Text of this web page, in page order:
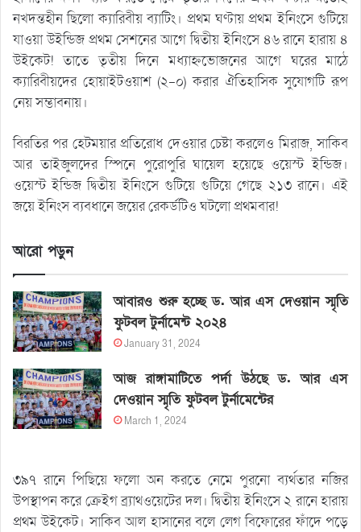
নখদন্তহীন ছিলো ক্যারিবীয় ব্যাটিং। প্রথম ঘণ্টায় প্রথম ইনিংসে গুটিয়ে
যাওয়া উইন্ডিজ প্রথম সেশনের আগে দ্বিতীয় ইনিংসে ৪৬ রানে হারায় ৪
উইকেট! তাতে তৃতীয় দিনে মধ্যাহ্নভোজনের আগে ঘরের মাঠে
ক্যারিবীয়দের হোয়াইটওয়াশ (২-০) করার ঐতিহাসিক সুযোগটি রূপ
নেয় সম্ভাবনায়।
বিরতির পর হেটময়ার প্রতিরোধ দেওয়ার চেষ্টা করলেও মিরাজ, সাকিব
আর তাইজুলদের স্পিনে পুরোপুরি ঘায়েল হয়েছে ওয়েস্ট ইন্ডিজ।
ওয়েস্ট ইন্ডিজ দ্বিতীয় ইনিংসে গুটিয়ে গুটিয়ে গেছে ২১৩ রানে। এই
জয়ে ইনিংস ব্যবধানে জয়ের রেকর্ডটিও ঘটলো প্রথমবার!
আরো পড়ুন
আবারও শুরু হচ্ছে ড. আর এস দেওয়ান স্মৃতি
ফুটবল টুর্নামেন্ট ২০২৪
January 31, 2024
আজ রাঙ্গামাটিতে পর্দা উঠছে ড. আর এস
দেওয়ান স্মৃতি ফুটবল টুর্নামেন্টের
March 1, 2024
৩৯৭ রানে পিছিয়ে ফলো অন করতে নেমে পুরনো ব্যর্থতার নজির
উপস্থাপন করে ক্রেইগ ব্র্যাথওয়েটের দল। দ্বিতীয় ইনিংসে ২ রানে হারায়
প্রথম উইকেট। সাকিব আল হাসানের বলে লেগ বিফোরের ফাঁদে পড়ে